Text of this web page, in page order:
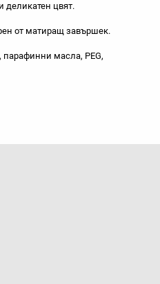
деликатен цвят.
от матиращ завършек.
масла, PEG,